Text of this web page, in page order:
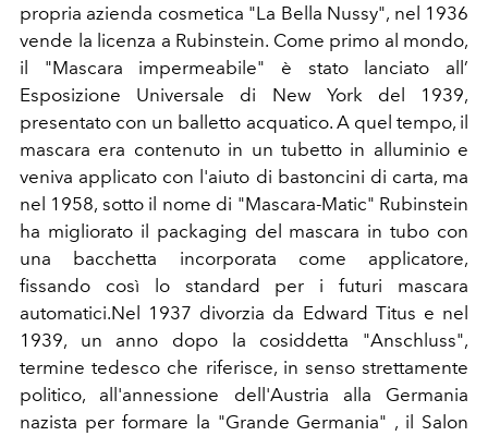
propria azienda cosmetica "La Bella Nussy", nel 1936
vende la licenza a Rubinstein. Come primo al mondo,
il "Mascara impermeabile" è stato lanciato all’
Esposizione Universale di New York del 1939,
presentato con un balletto acquatico. A quel tempo, il
mascara era contenuto in un tubetto in alluminio e
veniva applicato con l'aiuto di bastoncini di carta, ma
nel 1958, sotto il nome di "Mascara-Matic" Rubinstein
ha migliorato il packaging del mascara in tubo con
una bacchetta incorporata come applicatore,
fissando così lo standard per i futuri mascara
automatici.Nel 1937 divorzia da Edward Titus e nel
1939, un anno dopo la cosiddetta "Anschluss",
termine tedesco che riferisce, in senso strettamente
politico, all'annessione dell'Austria alla Germania
nazista per formare la "Grande Germania" , il Salon